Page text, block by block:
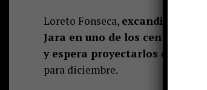
Loreto Fonseca, excandidata a
Jara en uno de los centros de
y espera proyectarlos en
para diciembre.